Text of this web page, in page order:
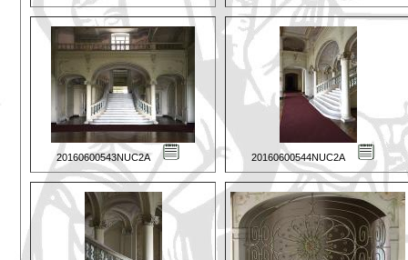
20160600543NUC2A 20160600544NUC2A